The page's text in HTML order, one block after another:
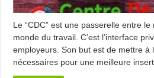
Le “CDC” est une passerelle entre
monde du travail. C’est l’interface
employeurs. Son but est de mettre à
nécessaires pour une meilleure